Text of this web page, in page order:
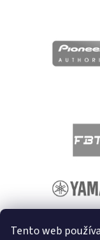
Tento web